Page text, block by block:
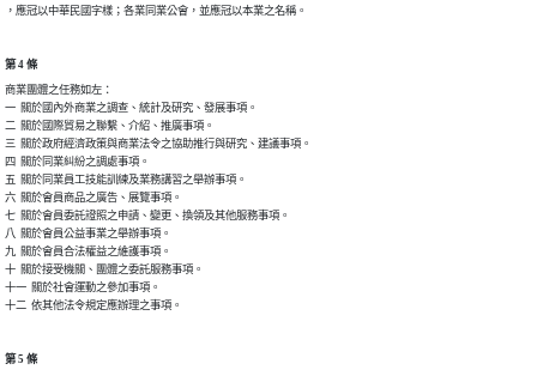
，應冠以中華民國字樣；各業同業公會，並應冠以本業之名稱。
第 4 條
商業團體之任務如左：
一  關於國內外商業之調查、統計及研究、發展事項。
二  關於國際貿易之聯繫、介紹、推廣事項。
三  關於政府經濟政策與商業法令之協助推行與研究、建議事項。
四  關於同業糾紛之調處事項。
五  關於同業員工技能訓練及業務講習之舉辦事項。
六  關於會員商品之廣告、展覽事項。
七  關於會員委託證照之申請、變更、換領及其他服務事項。
八  關於會員公益事業之舉辦事項。
九  關於會員合法權益之維護事項。
十  關於接受機關、團體之委託服務事項。
十一  關於社會運動之參加事項。
十二  依其他法令規定應辦理之事項。
第 5 條